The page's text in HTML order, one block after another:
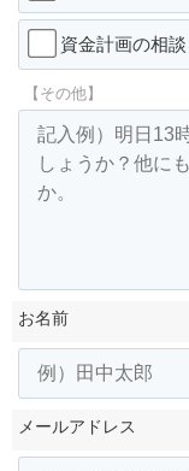
資金計画の相
【その他】
お名前
メールアドレス